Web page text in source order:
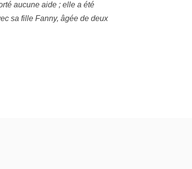
aucune aide ; elle a été
sa fille Fanny, âgée de deux